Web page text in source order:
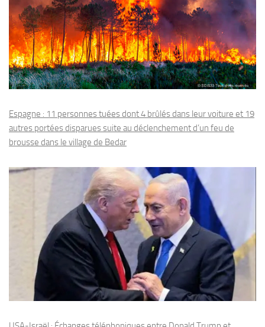
Espagne : 11 personnes tuées dont 4 brûlés dans leur voiture et 19
autres portées disparues suite au déclenchement d’un feu de
brousse dans le village de Bedar